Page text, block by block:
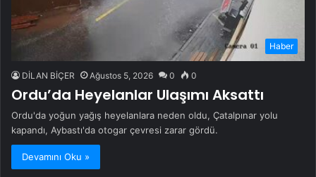
Haber
DİLAN BİÇER Ağustos 5, 2026 0 0
Ordu’da Heyelanlar Ulaşımı Aksattı
Ordu'da yoğun yağış heyelanlara neden oldu, Çatalpınar yolu
kapandı, Aybastı'da otogar çevresi zarar gördü.
Devamını Oku »